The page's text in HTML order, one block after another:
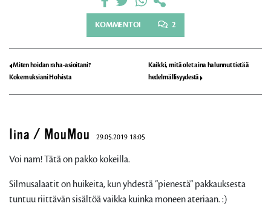
KOMMENTOI 2
Miten hoidan raha-asioitani?
Kokemuksiani Holvista
Kaikki, mitä olet aina halunnut tietää
hedelmällisyydestä
Iina / MouMou 29.05.2019 18:05
Voi nam! Tätä on pakko kokeilla.
Silmusalaatit on huikeita, kun yhdestä ”pienestä” pakkauksesta
tuntuu riittävän sisältöä vaikka kuinka moneen ateriaan. :)